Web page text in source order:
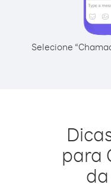
Selecione
para